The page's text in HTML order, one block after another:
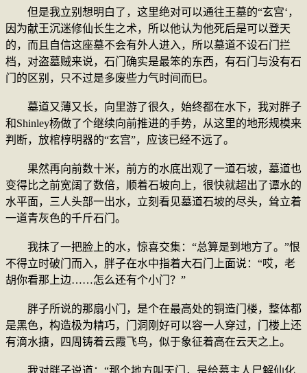
但是我立别想明白了，这里绝对可以通往王墓的“玄宫‘，
因为献王沉迷修仙长生之术，所以他认为他死后是可以登天
的，而且自信这座墓不会有外人进入，所以墓道不设石门拦
档，对盗墓贼来说，石门确实是最笨的东西，有石门与没有石
门的区别，只不过是多废些力气时间而巳。
墓道又薄又长，向里游了很久，始终都在水下，我对胖子
和Shinley杨做了个继续向前推进的手势，从这里的地形规模来
判断，放棺椁明器的“玄宫”，应该已经不远了。
果然再向前数十米，前方的水底出观了一道石坡，墓道也
变得比之前宽阔了数倍，顺着石坡向上，很快就超出了谭水的
水平面，三人头部一出水，立刻看见墓道石坡的尽头，耸立着
一道青灰色的千斤石门。
我抹了一把脸上的水，惊喜交集：“总算是到地方了。”恨
不得立时破门而入，胖子在水中指着大石门上面说：“哎，老
胡你看那上边……怎么还有个小门？”
胖子所说的那扇小门，是个在最高处的铜造门楼，整体都
是黑色，构造极为精巧，门洞刚好可以容一人穿过，门楼上还
有滴水搪，四周铸着云霞飞鸟，似于象征着高在云天之上。
我对胖子说道：“那个地方叫天门，是给墓主人尸解仙化